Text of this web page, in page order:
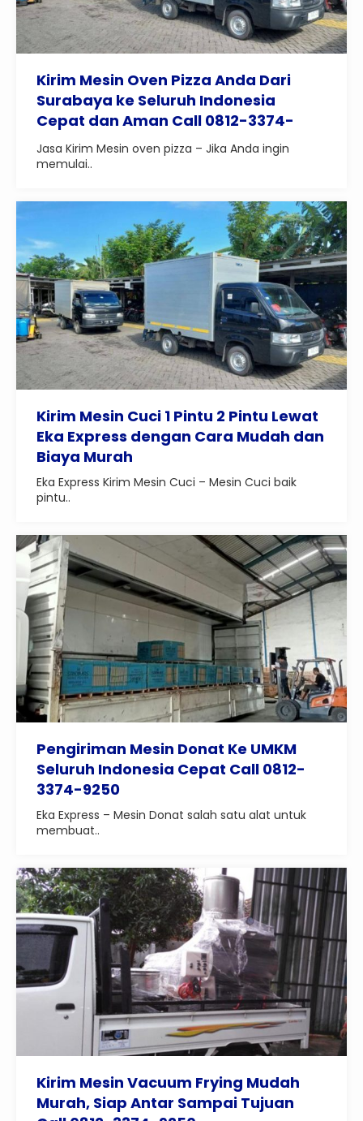
Kirim Mesin Oven Pizza Anda Dari
Surabaya ke Seluruh Indonesia
Cepat dan Aman Call 0812-3374-
9250
Jasa Kirim Mesin oven pizza – Jika Anda ingin
memulai..
Kirim Mesin Cuci 1 Pintu 2 Pintu Lewat
Eka Express dengan Cara Mudah dan
Biaya Murah
Eka Express Kirim Mesin Cuci – Mesin Cuci baik
pintu..
Pengiriman Mesin Donat Ke UMKM
Seluruh Indonesia Cepat Call 0812-
3374-9250
Eka Express – Mesin Donat salah satu alat untuk
membuat..
Kirim Mesin Vacuum Frying Mudah
Murah, Siap Antar Sampai Tujuan